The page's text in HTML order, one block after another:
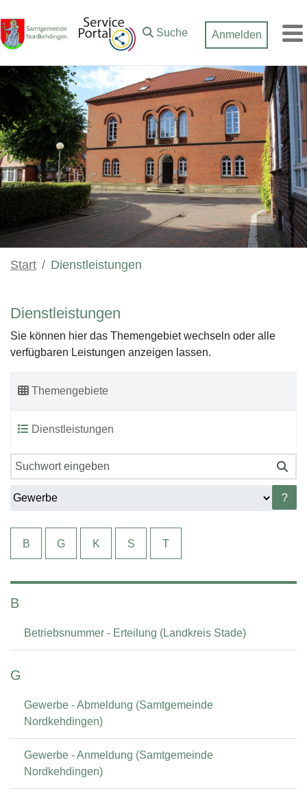
Suche
Anmelden
Start Dienstleistungen
Dienstleistungen
Sie können hier das Themengebiet wechseln oder alle
verfügbaren Leistungen anzeigen lassen.
Themengebiete
Dienstleistungen
?
B G K S T
B
Betriebsnummer - Erteilung (Landkreis Stade)
G
Gewerbe - Abmeldung (Samtgemeinde
Nordkehdingen)
Gewerbe - Anmeldung (Samtgemeinde
Nordkehdingen)